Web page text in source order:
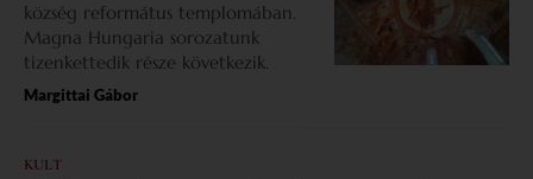
község református templomában.
Magna Hungaria sorozatunk
tizenkettedik része következik.
Margittai Gábor
KULT